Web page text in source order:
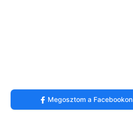
Megosztom a Facebookon